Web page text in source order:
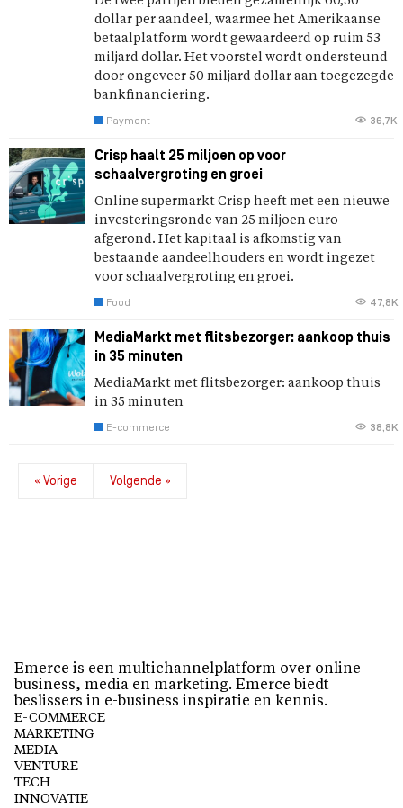
dollar per aandeel, waarmee het Amerikaanse
betaalplatform wordt gewaardeerd op ruim 53
miljard dollar. Het voorstel wordt ondersteund
door ongeveer 50 miljard dollar aan toegezegde
bankfinanciering.
Payment 36,7K
Crisp haalt 25 miljoen op voor
schaalvergroting en groei
Online supermarkt Crisp heeft met een nieuwe
investeringsronde van 25 miljoen euro
afgerond. Het kapitaal is afkomstig van
bestaande aandeelhouders en wordt ingezet
voor schaalvergroting en groei.
Food 47,8K
MediaMarkt met flitsbezorger: aankoop thuis
in 35 minuten
MediaMarkt met flitsbezorger: aankoop thuis
in 35 minuten
E-commerce 38,8K
« Vorige Volgende »
Emerce is een multichannelplatform over online
business, media en marketing. Emerce biedt
beslissers in e-business inspiratie en kennis.
E-COMMERCE
MARKETING
MEDIA
VENTURE
TECH
INNOVATIE